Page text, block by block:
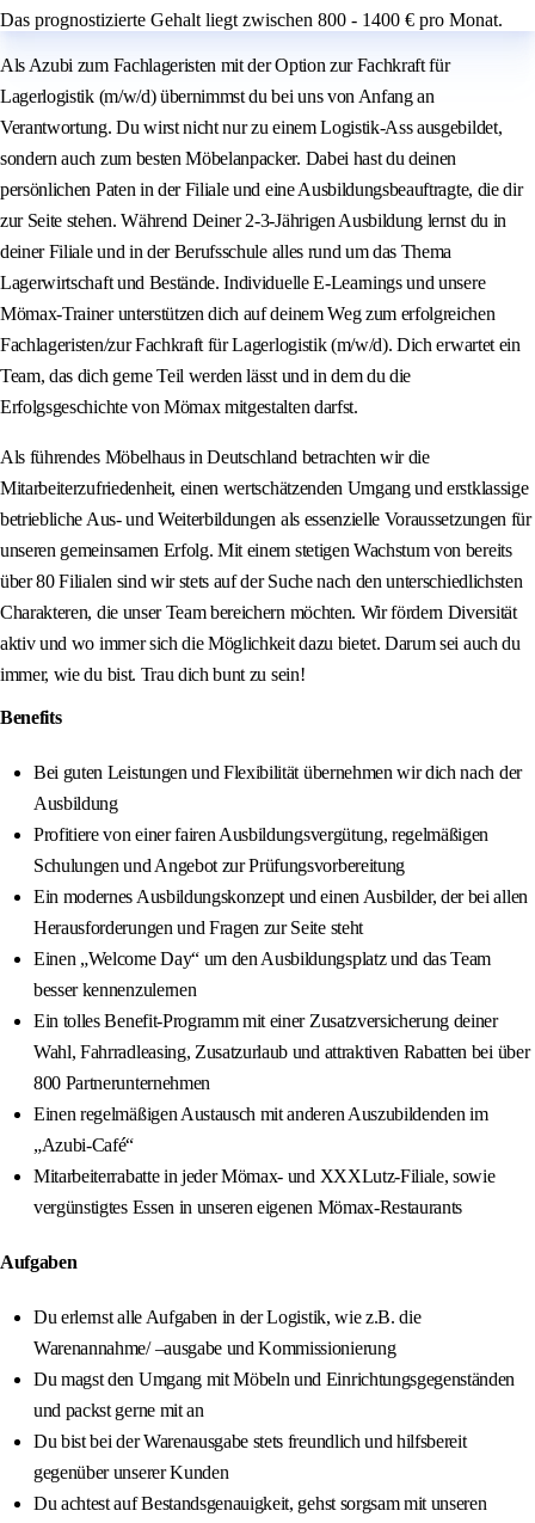
Das prognostizierte Gehalt liegt zwischen 800 - 1400 € pro Monat.
Als Azubi zum Fachlageristen mit der Option zur Fachkraft für
Lagerlogistik (m/w/d) übernimmst du bei uns von Anfang an
Verantwortung. Du wirst nicht nur zu einem Logistik-Ass ausgebildet,
sondern auch zum besten Möbelanpacker. Dabei hast du deinen
persönlichen Paten in der Filiale und eine Ausbildungsbeauftragte, die dir
zur Seite stehen. Während Deiner 2-3-Jährigen Ausbildung lernst du in
deiner Filiale und in der Berufsschule alles rund um das Thema
Lagerwirtschaft und Bestände. Individuelle E-Learnings und unsere
Mömax-Trainer unterstützen dich auf deinem Weg zum erfolgreichen
Fachlageristen/zur Fachkraft für Lagerlogistik (m/w/d). Dich erwartet ein
Team, das dich gerne Teil werden lässt und in dem du die
Erfolgsgeschichte von Mömax mitgestalten darfst.
Als führendes Möbelhaus in Deutschland betrachten wir die
Mitarbeiterzufriedenheit, einen wertschätzenden Umgang und erstklassige
betriebliche Aus- und Weiterbildungen als essenzielle Voraussetzungen für
unseren gemeinsamen Erfolg. Mit einem stetigen Wachstum von bereits
über 80 Filialen sind wir stets auf der Suche nach den unterschiedlichsten
Charakteren, die unser Team bereichern möchten. Wir fördern Diversität
aktiv und wo immer sich die Möglichkeit dazu bietet. Darum sei auch du
immer, wie du bist. Trau dich bunt zu sein!
Benefits
Bei guten Leistungen und Flexibilität übernehmen wir dich nach der
Ausbildung
Profitiere von einer fairen Ausbildungsvergütung, regelmäßigen
Schulungen und Angebot zur Prüfungsvorbereitung
Ein modernes Ausbildungskonzept und einen Ausbilder, der bei allen
Herausforderungen und Fragen zur Seite steht
Einen „Welcome Day“ um den Ausbildungsplatz und das Team
besser kennenzulernen
Ein tolles Benefit-Programm mit einer Zusatzversicherung deiner
Wahl, Fahrradleasing, Zusatzurlaub und attraktiven Rabatten bei über
800 Partnerunternehmen
Einen regelmäßigen Austausch mit anderen Auszubildenden im
„Azubi-Café“
Mitarbeiterrabatte in jeder Mömax- und XXXLutz-Filiale, sowie
vergünstigtes Essen in unseren eigenen Mömax-Restaurants
Aufgaben
Du erlernst alle Aufgaben in der Logistik, wie z.B. die
Warenannahme/ –ausgabe und Kommissionierung
Du magst den Umgang mit Möbeln und Einrichtungsgegenständen
und packst gerne mit an
Du bist bei der Warenausgabe stets freundlich und hilfsbereit
gegenüber unserer Kunden
Du achtest auf Bestandsgenauigkeit, gehst sorgsam mit unseren